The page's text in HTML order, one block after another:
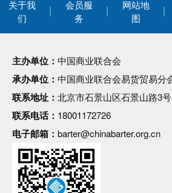
关于我
们
会员服
务
网站地
图
主办单位： 中国商业联合会
承办单位： 中国商业联合会易货贸易分
联系地址： 北京市石景山区石景山路3号
联系电话： 18001172726
电子邮箱： barter@chinabarter.org.cn